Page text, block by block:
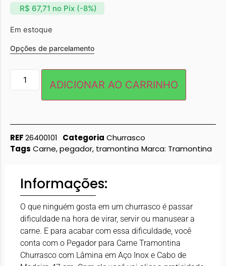
R$ 67,71 no Pix (-8%)
Em estoque
Opções de parcelamento
ADICIONAR AO CARRINHO
REF26400101 Categoria Churrasco
Tags Carne,pegador, tramontina Marca: Tramontina
Informações:
O que ninguém gosta em um churrasco é passar
dificuldade na hora de virar, servir ou manusear a
carne. E para acabar com essa dificuldade, você
conta com o Pegador para Carne Tramontina
Churrasco com Lâmina em Aço Inox e Cabo de